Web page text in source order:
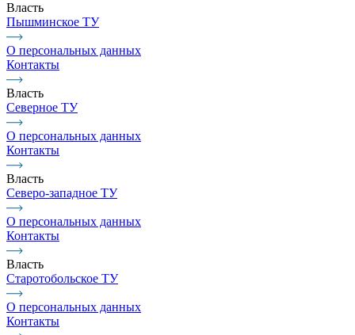
Власть
Пышминское ТУ
О персональных данных
Контакты
Власть
Северное ТУ
О персональных данных
Контакты
Власть
Северо-западное ТУ
О персональных данных
Контакты
Власть
Старотобольское ТУ
О персональных данных
Контакты